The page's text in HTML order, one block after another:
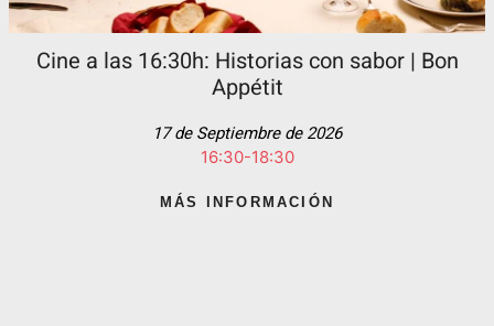
Cine a las 16:30h: Historias con sabor | Bon
Appétit
17 de Septiembre de 2026
16:30-18:30
MÁS INFORMACIÓN